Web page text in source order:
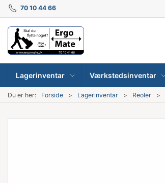
70 10 44 66
Lagerinventar Værkstedsinventar
Du er her: Forside Lagerinventar Reoler